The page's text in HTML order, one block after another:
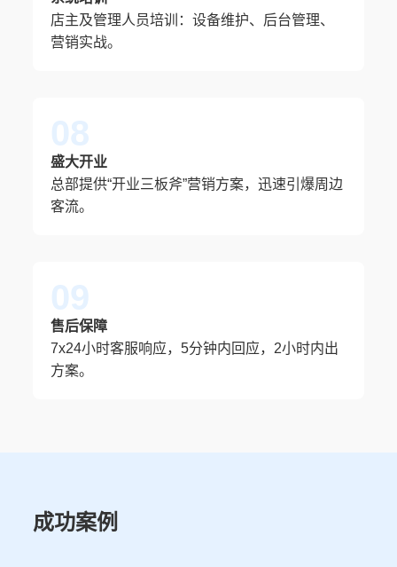
店主及管理人员培训：设备维护、后台管理、
营销实战。
08
盛大开业
总部提供“开业三板斧”营销方案，迅速引爆周边
客流。
09
售后保障
7x24小时客服响应，5分钟内回应，2小时内出
方案。
成功案例